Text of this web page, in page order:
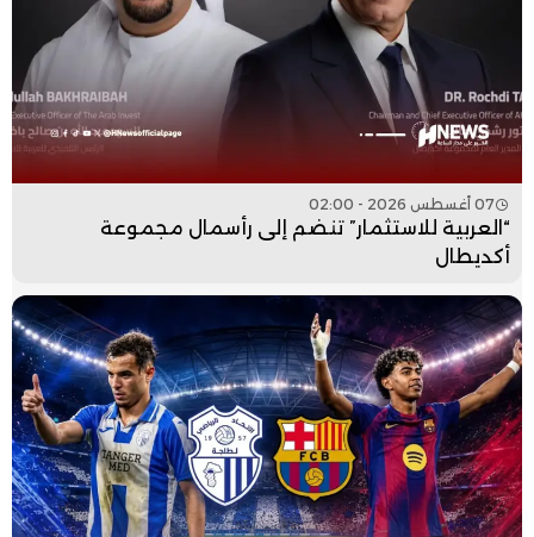
07 أغسطس 2026 - 02:00
“العربية للاستثمار” تنضم إلى رأسمال مجموعة
أكديطال